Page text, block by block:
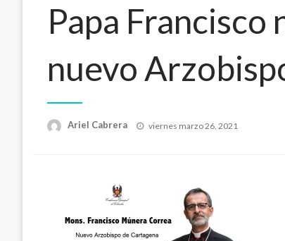
Papa
nuevo
Ariel Cabrera
Publicado
viernes marzo 26, 2021